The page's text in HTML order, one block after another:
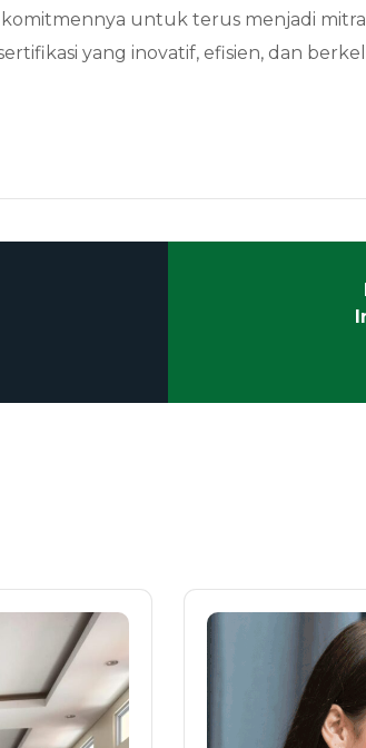
untuk terus menjadi
yang inovatif, efisien, dan